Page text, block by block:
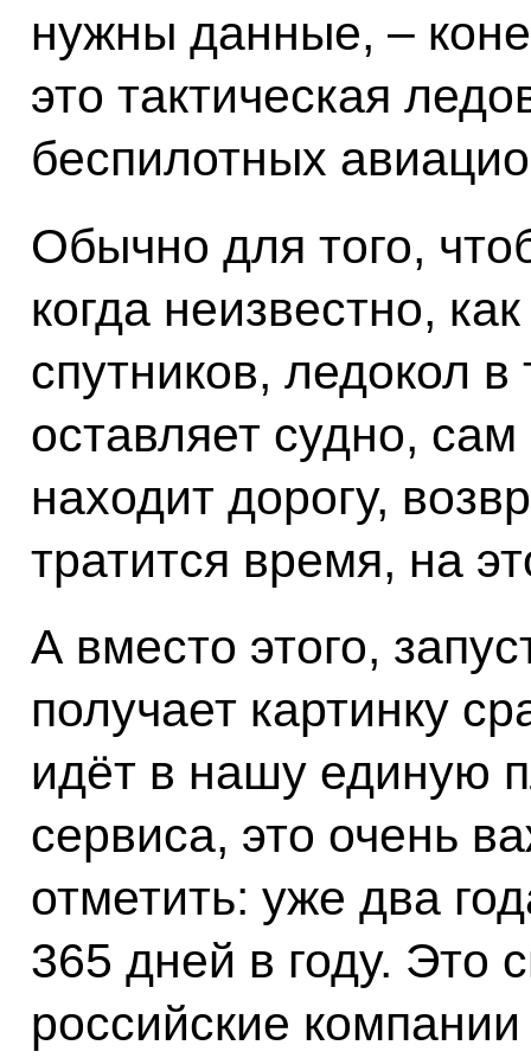
нужны данные, –
это тактическая
беспилотных
Обычно для того,
когда неизвестно,
спутников, ледокол
оставляет судно,
находит дорогу,
тратится время, на
А вместо этого,
получает картинку
идёт в нашу единую
сервиса, это очень
отметить: уже два
365 дней в году. Это
российские